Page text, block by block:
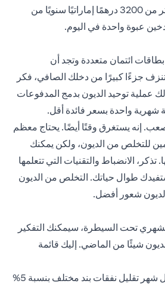
الصحية، يمكنك توفير أكثر من 3200 درهمًا إماراتيًا سنويًا من
عبوة واحدة في اليوم.
ائتمان متعددة وتجد أن
جزءًا كبيرًا من دخلك الصافي، فكر
عملية توحيد الديون بدمج المدفوعات
شهرية واحدة بسعر فائدة أقل.
إنه يستغرق وقتًا أيضًا. يحتاج معظم
للتخلص من الديون، ولكن يمكنك
تذكر، الانضباط والتقنيات التي تتعلمها
طوال حياتك. التخلص من الديون
شعور أفضل.
تحت السيطرة، سيمكنك التفكير
شيئًا من الماضي. إليك قائمة
راجع ميزانيتك - حاول كل شهر تقليل نفقات بند مختلف بنسبة 5%